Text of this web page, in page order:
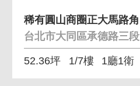
台北市大同區承德路三段
52.36坪 1/7樓 1廳1衛